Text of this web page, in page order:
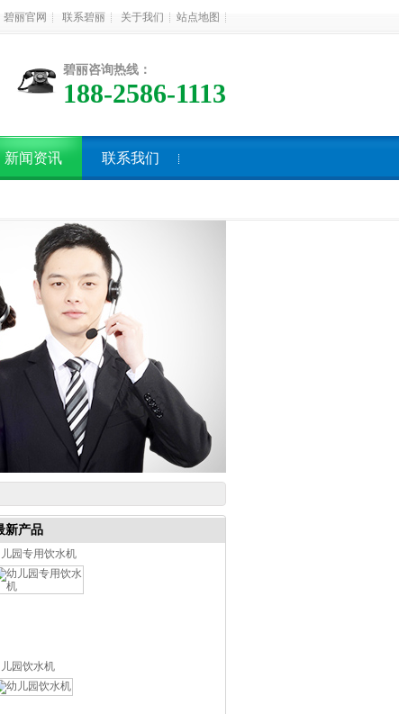
碧丽官网 联系碧丽 关于我们 站点地图
碧丽咨询热线：
188-2586-1113
新闻资讯 联系我们
新产品
园专用饮水机
园饮水机